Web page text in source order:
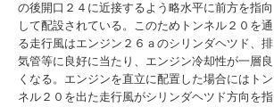
の後開口２４に近接するよう略水平に前方を指向
して配設されている。このためトンネル２０を通
る走行風はエンジン２６ａのシリンダヘツド、排
気管等に良好に当たり、エンジン冷却性が一層良
くなる。エンジンを直立に配置した場合にはトン
ネル２０を出た走行風がシリンダヘツド方向を指